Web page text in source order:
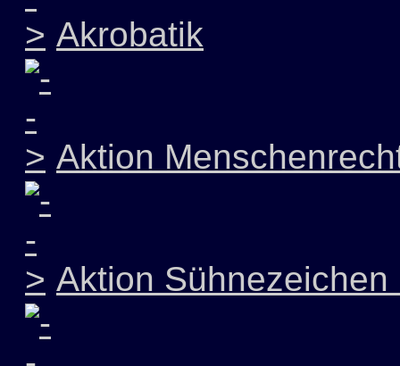
Akrobatik
Aktion
Aktion